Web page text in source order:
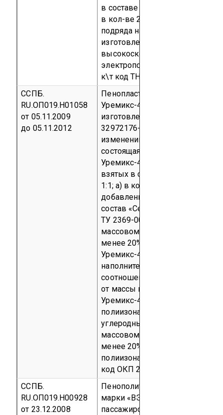
в составе кресел машиниста
в кол-ве 20 штук по договору
подряда на разработку,
изготовление и поставку
высокоскоростных
электропоездов от 18 мая
к\т код ТН ВЭД 4016 99 580 0
ССПБ.
RU.ОП019.Н01058
от 05.11.2009
до 05.11.2012
Пенопласт
Уремикс-402 марки Б,
изготовленный по ТУ 2254-014-
32972176-2002 с извещением
изменении № 1 (смесь,
состоящая из компонента
Уремикс-402 и полиизоната,
взятых в соотношении по
1:1; a) в компонент Уремикс-
добавлены: - огнезащитный
состав «СенежОгнебиоПроф»,
ТУ 2369-006-19796270-2002, в
массовом соотношении не
менее 20% от массы
Уремикс-402; - углеродный
наполнитель в массовом
соотношении не менее 20%
от массы компонента
Уремикс-402, b) в компонент
полиизонат добавлен:-
углеродный наполнитель в
массовом соотношении не
менее 20% от массы
полиизонат)
код ОКП 22 5434
ССПБ.
RU.ОП019.Н00928
от 23.12.2008
Пенополиуретан эластичный
марки «ВЭЛ Систем» для
пассажирских вагонов